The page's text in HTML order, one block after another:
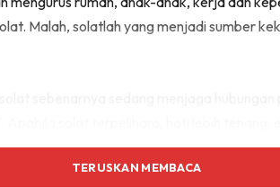
Malah, solatlah yang menjadi sumber
TERUSKAN MEMBACA